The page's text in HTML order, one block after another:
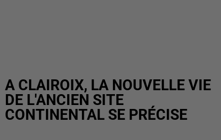
A CLAIROIX, LA NOUVELLE VIE
DE L'ANCIEN SITE
CONTINENTAL SE PRÉCISE